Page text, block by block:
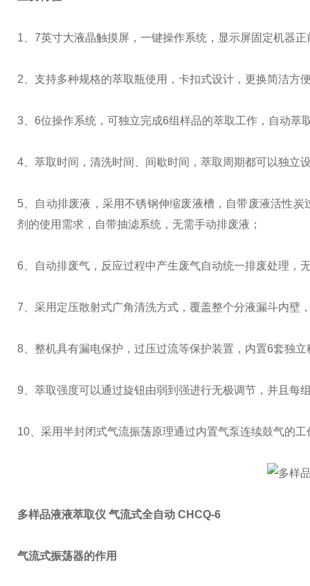
1、7英寸大液晶触摸屏 ， 一键操作系统，显示屏固定机器
2、支持多种规格的萃取瓶使用，卡扣式设计，更换简洁方
3、6位操作系统，可独立完成6组样品的萃取工作，自动萃
4、 萃取时间，清洗时间、间歇时间，萃取周期都可以独立
5、自动排废液，采用不锈钢伸缩废液槽，自带废液活性
剂的使用需求，自带抽滤系统，无需手动排废液；
6、自动排废气，反应过程中产生废气自动统一排废处理，
7、采用定压散射式广角清洗方式，覆盖整个分液漏斗内壁
8、整机具有漏电保护，过压过流等保护装置，内置6套独
9、萃取强度可以通过旋钮由弱到强进行无极调节，并且每
10、采用半封闭式气流振荡原理通过内置气泵连续鼓气的
多样品液液萃取仪 气流式全自动 CHCQ-6
气流式振荡器的作用